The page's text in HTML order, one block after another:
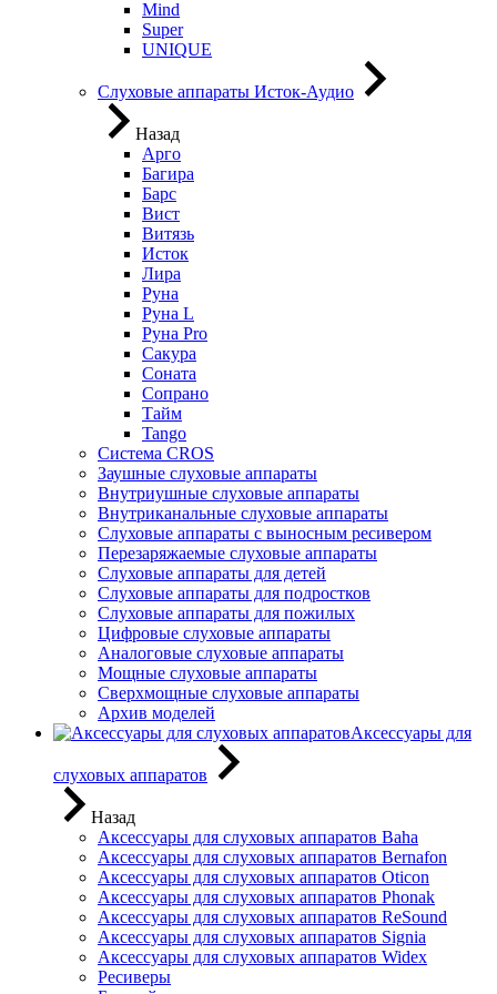
Mind
Super
UNIQUE
Слуховые аппараты Исток-Аудио
Назад
Арго
Багира
Барс
Вист
Витязь
Исток
Лира
Руна
Руна L
Руна Pro
Сакура
Соната
Сопрано
Тайм
Tango
Система CROS
Заушные слуховые аппараты
Внутриушные слуховые аппараты
Внутриканальные слуховые аппараты
Слуховые аппараты с выносным ресивером
Перезаряжаемые слуховые аппараты
Слуховые аппараты для детей
Слуховые аппараты для подростков
Слуховые аппараты для пожилых
Цифровые слуховые аппараты
Аналоговые слуховые аппараты
Мощные слуховые аппараты
Сверхмощные слуховые аппараты
Архив моделей
Аксессуары для
слуховых аппаратов
Назад
Аксессуары для слуховых аппаратов Baha
Аксессуары для слуховых аппаратов Bernafon
Аксессуары для слуховых аппаратов Oticon
Аксессуары для слуховых аппаратов Phonak
Аксессуары для слуховых аппаратов ReSound
Аксессуары для слуховых аппаратов Signia
Аксессуары для слуховых аппаратов Widex
Ресиверы